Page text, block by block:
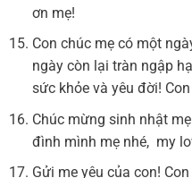
ơn mẹ!
Con chúc mẹ có một
ngày còn lại tràn ngập
sức khỏe và yêu đời!
Chúc mừng sinh nhật
đình mình mẹ nhé, my
Gửi mẹ yêu của con!